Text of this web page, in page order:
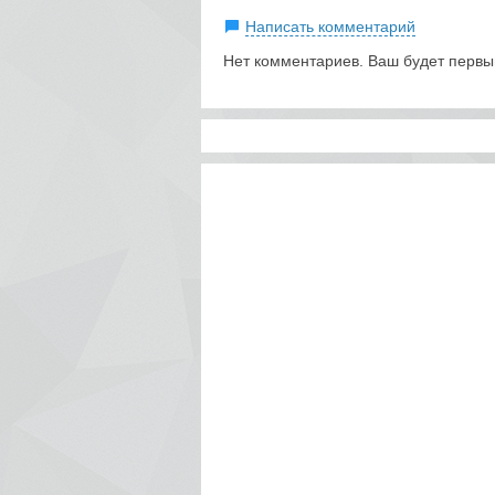
Написать комментарий
Нет комментариев. Ваш будет